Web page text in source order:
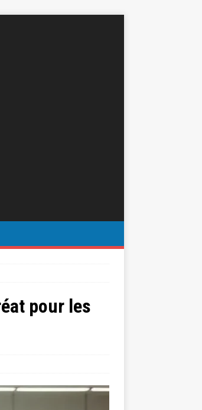
pour les